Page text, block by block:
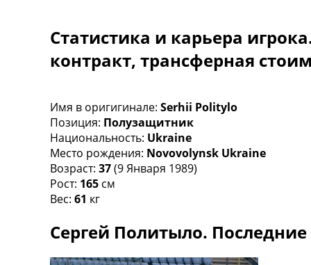
Англия. Премьер Лига
Испания. Ла Лига
Другие Турниры >>>
Таблицы групп Чемпионата Мира
Украина. Премьер-Лига
Украина. Первая Лига
Лига Чемпионов. Таблицы групп
Англия. Премьер-Лига
Испания. Ла Лига
Рейтинг стран УЕФА
Рейтинг клубов УЕФА
Рейтинг ФИФА
Статистика и карьера
контракт, трансферная
Имя в оригигинале: Serhii Politylo
Позиция: Полузащитник
Национальность: Ukraine
Место рождения: Novovolynsk Ukraine
Возраст: 37(9 Января 1989)
Рост: 165 см
Вес: 61 кг
Сергей Политыло.